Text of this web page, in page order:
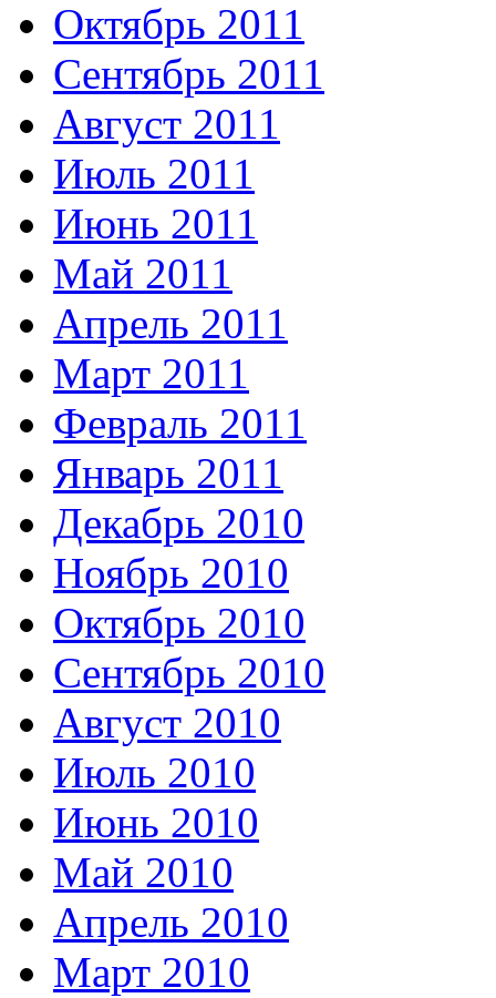
Октябрь 2011
Сентябрь 2011
Август 2011
Июль 2011
Июнь 2011
Май 2011
Апрель 2011
Март 2011
Февраль 2011
Январь 2011
Декабрь 2010
Ноябрь 2010
Октябрь 2010
Сентябрь 2010
Август 2010
Июль 2010
Июнь 2010
Май 2010
Апрель 2010
Март 2010